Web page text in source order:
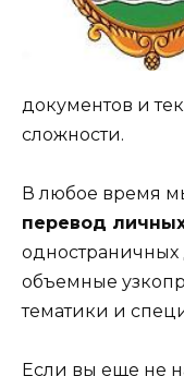
документов и
сложности.
В любое время
перевод
одностраничных
объемные
тематики и
Если вы еще не